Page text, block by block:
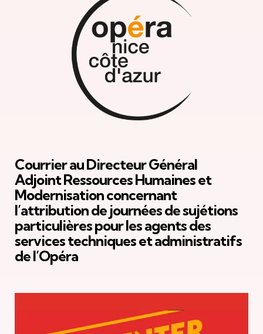
Courrier au Directeur Général
Adjoint Ressources Humaines et
Modernisation concernant
l’attribution de journées de sujétions
particulières pour les agents des
services techniques et administratifs
de l’Opéra